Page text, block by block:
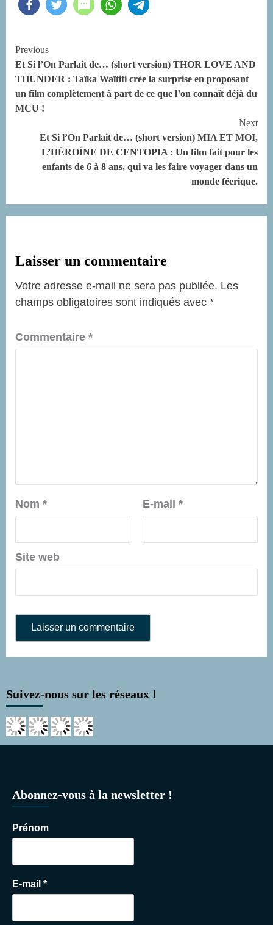
Continue
Reading
Previous
Et Si l’On Parlait de… (short version) THOR LOVE AND
THUNDER : Taïka Waïtiti crée la surprise en proposant
un film complètement à part de ce que l’on connaît déjà du
MCU !
Next
Et Si l’On Parlait de… (short version) MIA ET MOI,
L’HÉROÏNE DE CENTOPIA : Un film fait pour les
enfants de 6 à 8 ans, qui va les faire voyager dans un
monde féerique.
Laisser un commentaire
Votre adresse e-mail ne sera pas publiée. Les
champs obligatoires sont indiqués avec *
Commentaire *
Nom * E-mail *
Site web
Suivez-nous sur les réseaux !
Abonnez-vous à la newsletter !
Prénom
E-mail *